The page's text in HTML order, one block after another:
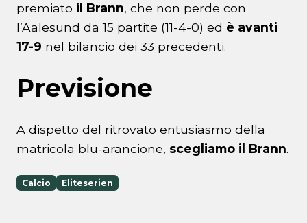
premiato il Brann, che non perde con
l’Aalesund da 15 partite (11-4-0) ed è avanti
17-9 nel bilancio dei 33 precedenti.
Previsione
A dispetto del ritrovato entusiasmo della
matricola blu-arancione, scegliamo il Brann.
Calcio Eliteserien